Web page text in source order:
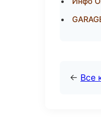
← Все